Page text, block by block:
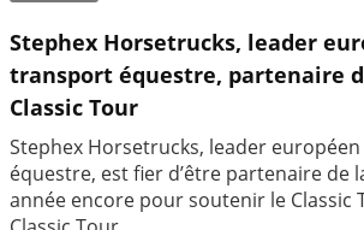
Stephex Horsetrucks, leader
transport équestre, partenaire
Classic Tour
Stephex Horsetrucks, leader
équestre, est fier d’être partenaire de
année encore pour soutenir le Classic